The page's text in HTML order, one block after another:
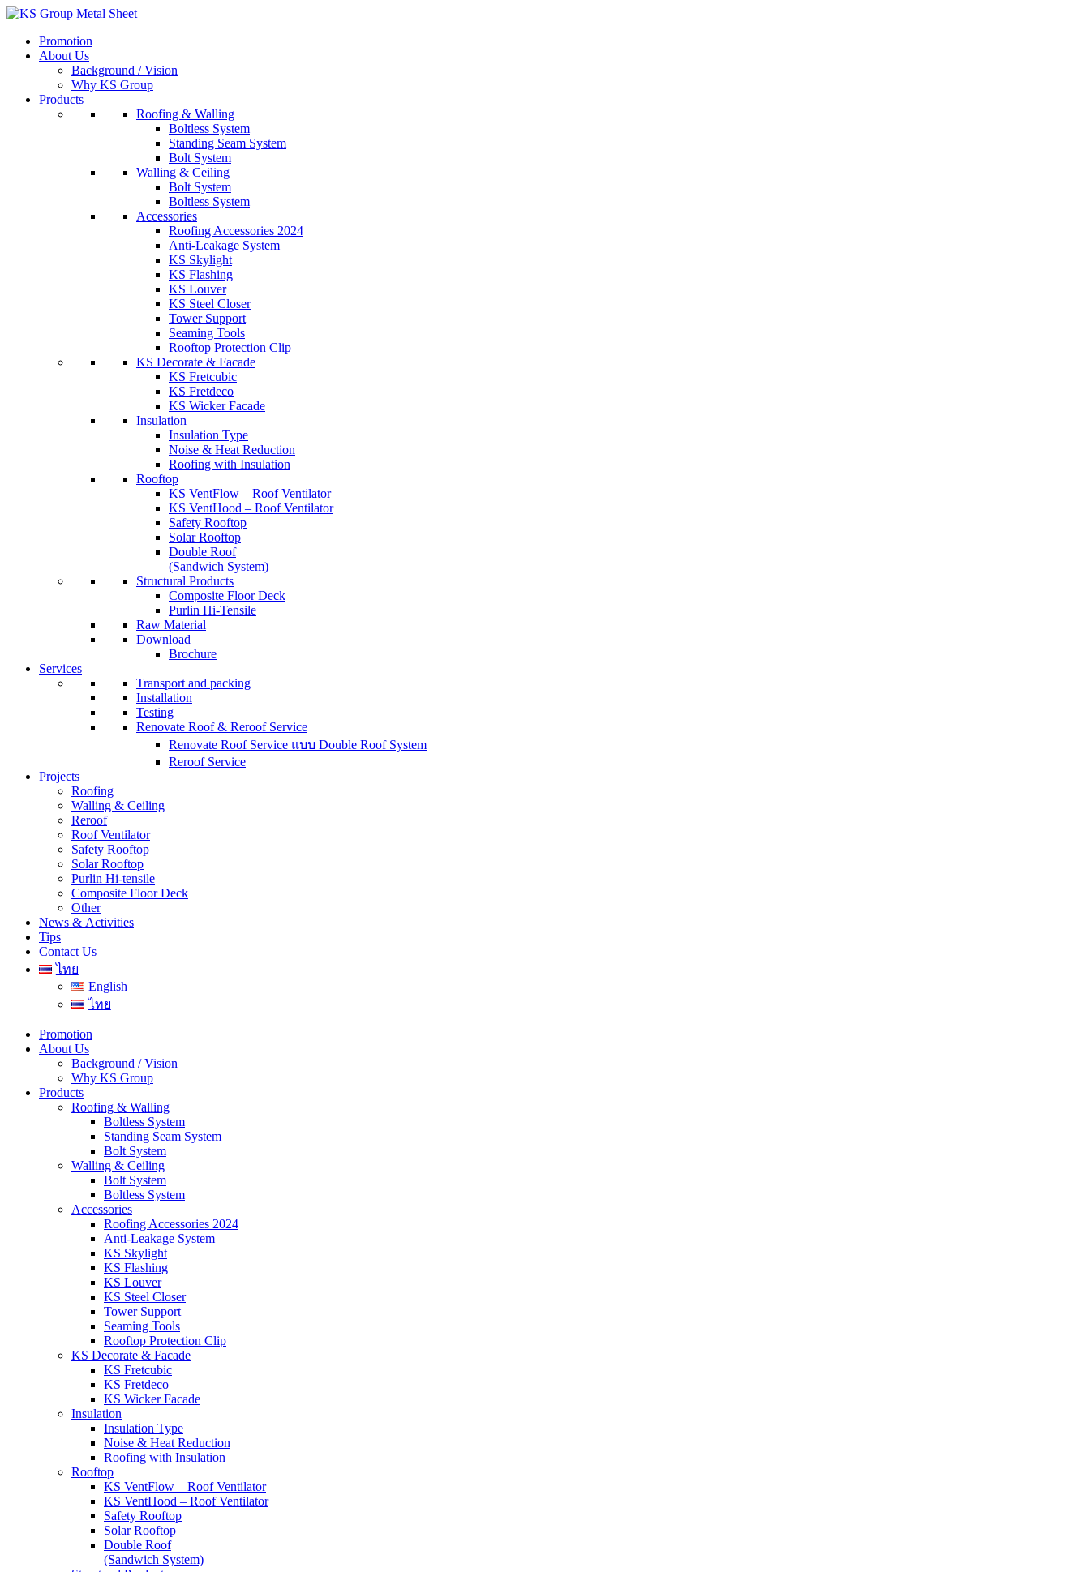
Skip
contentPromotion
About Us
Background / Vision
Why KS Group
Products
Roofing & Walling
Boltless System
Standing Seam System
Bolt System
Walling & Ceiling
Bolt System
Boltless System
Accessories
Roofing Accessories 2024
Anti-Leakage System
KS Skylight
KS Flashing
KS Louver
KS Steel Closer
Tower Support
Seaming Tools
Rooftop Protection Clip
KS Decorate & Facade
KS Fretcubic
KS Fretdeco
KS Wicker Facade
Insulation
Insulation Type
Noise & Heat Reduction
Roofing with Insulation
Rooftop
KS VentFlow – Roof Ventilator
KS VentHood – Roof Ventilator
Safety Rooftop
Solar Rooftop
Double Roof
(Sandwich System)
Structural Products
Composite Floor Deck
Purlin Hi-Tensile
Raw Material
Download
Brochure
Services
Transport and packing
Installation
Testing
Renovate Roof & Reroof Service
Renovate Roof Service แบบ Double Roof System
Reroof Service
Projects
Roofing
Walling & Ceiling
Reroof
Roof Ventilator
Safety Rooftop
Solar Rooftop
Purlin Hi-tensile
Composite Floor Deck
Other
News & Activities
Tips
Contact Us
ไทย
English
ไทย
Promotion
About Us
Background / Vision
Why KS Group
Products
Roofing & Walling
Boltless System
Standing Seam System
Bolt System
Walling & Ceiling
Bolt System
Boltless System
Accessories
Roofing Accessories 2024
Anti-Leakage System
KS Skylight
KS Flashing
KS Louver
KS Steel Closer
Tower Support
Seaming Tools
Rooftop Protection Clip
KS Decorate & Facade
KS Fretcubic
KS Fretdeco
KS Wicker Facade
Insulation
Insulation Type
Noise & Heat Reduction
Roofing with Insulation
Rooftop
KS VentFlow – Roof Ventilator
KS VentHood – Roof Ventilator
Safety Rooftop
Solar Rooftop
Double Roof
(Sandwich System)